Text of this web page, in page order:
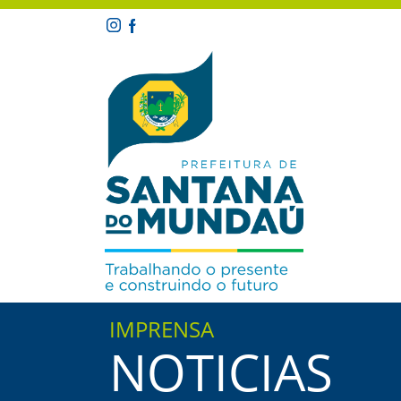
IMPRENSA
NOTICIAS